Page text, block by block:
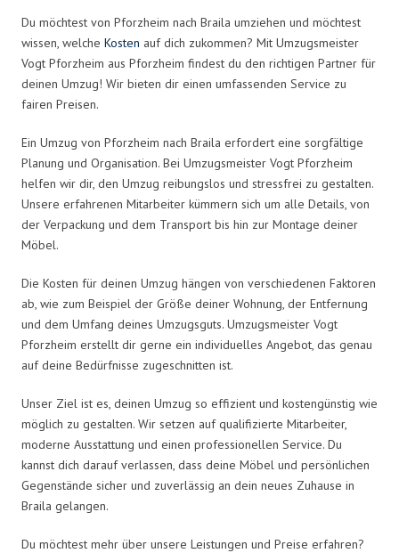
Du möchtest von Pforzheim nach Braila umziehen und möchtest
wissen, welche Kosten auf dich zukommen? Mit Umzugsmeister
Vogt Pforzheim aus Pforzheim findest du den richtigen Partner für
deinen Umzug! Wir bieten dir einen umfassenden Service zu
fairen Preisen.
Ein Umzug von Pforzheim nach Braila erfordert eine sorgfältige
Planung und Organisation. Bei Umzugsmeister Vogt Pforzheim
helfen wir dir, den Umzug reibungslos und stressfrei zu gestalten.
Unsere erfahrenen Mitarbeiter kümmern sich um alle Details, von
der Verpackung und dem Transport bis hin zur Montage deiner
Möbel.
Die Kosten für deinen Umzug hängen von verschiedenen Faktoren
ab, wie zum Beispiel der Größe deiner Wohnung, der Entfernung
und dem Umfang deines Umzugsguts. Umzugsmeister Vogt
Pforzheim erstellt dir gerne ein individuelles Angebot, das genau
auf deine Bedürfnisse zugeschnitten ist.
Unser Ziel ist es, deinen Umzug so effizient und kostengünstig wie
möglich zu gestalten. Wir setzen auf qualifizierte Mitarbeiter,
moderne Ausstattung und einen professionellen Service. Du
kannst dich darauf verlassen, dass deine Möbel und persönlichen
Gegenstände sicher und zuverlässig an dein neues Zuhause in
Braila gelangen.
Du möchtest mehr über unsere Leistungen und Preise erfahren?